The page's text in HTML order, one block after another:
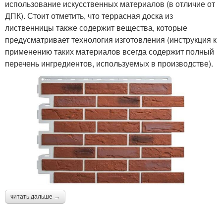
использование искусственных материалов (в отличие от
ДПК). Стоит отметить, что террасная доска из
лиственницы также содержит вещества, которые
предусматривает технология изготовления (инструкция к
применению таких материалов всегда содержит полный
перечень ингредиентов, используемых в производстве).
читать дальше →